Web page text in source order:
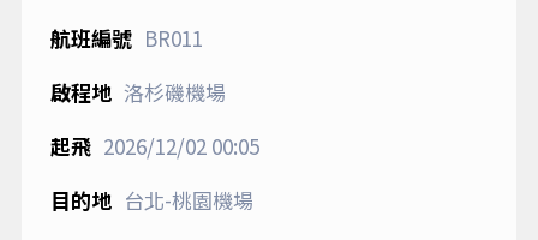
BR011
洛杉磯機場
2026/12/0200:05
台北-桃園機場